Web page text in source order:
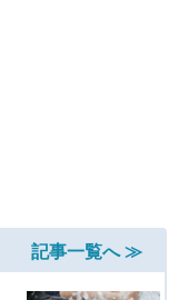
記事一覧へ ≫